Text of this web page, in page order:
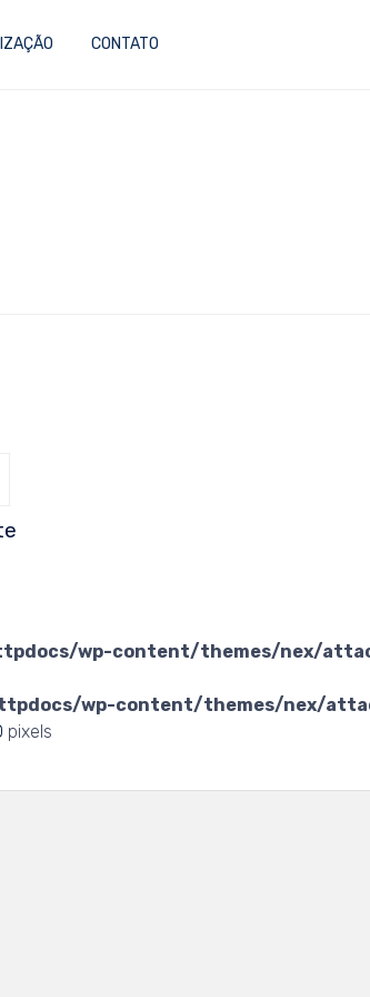
CONTATO
wp-content/themes/nex/
wp-content/themes/nex/
pixels